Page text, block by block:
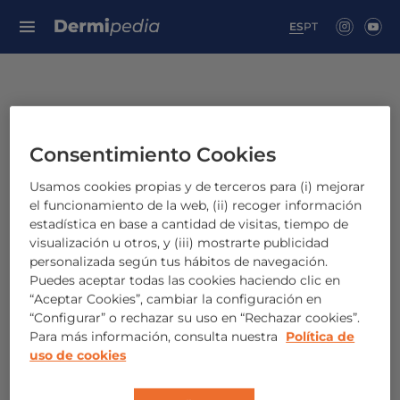
ESPT
Search for:
retinoico?
¿Qué es el ácido retinoico?
Descúbrelo con nosotros
Elácido retinoico
. Esimprescindible
Consentimiento Cookies
Usamos cookies propias y de terceros para (i) mejorar
el funcionamiento de la web, (ii) recoger información
estadística en base a cantidad de visitas, tiempo de
visualización u otros, y (iii) mostrarte publicidad
personalizada según tus hábitos de navegación.
Puedes aceptar todas las cookies haciendo clic en
“Aceptar Cookies”, cambiar la configuración en
“Configurar” o rechazar su uso en “Rechazar cookies”.
Para más información, consulta nuestra
Política de
uso de cookies